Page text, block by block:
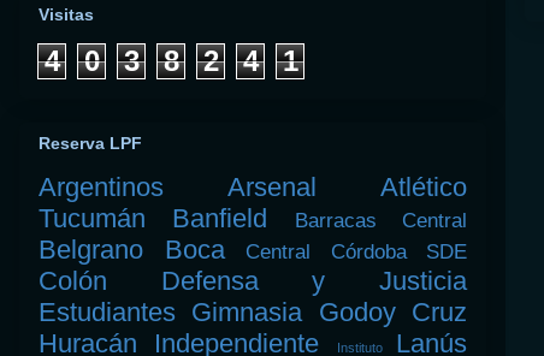
Visitas
4 0 3 8 2 4 1
Reserva LPF
Argentinos Arsenal
Atlético
Tucumán
Banfield Barracas Central
Belgrano Boca Central Córdoba SDE
Colón
Defensa y Justicia
Estudiantes Gimnasia Godoy Cruz
Huracán
Independiente Instituto
Lanús